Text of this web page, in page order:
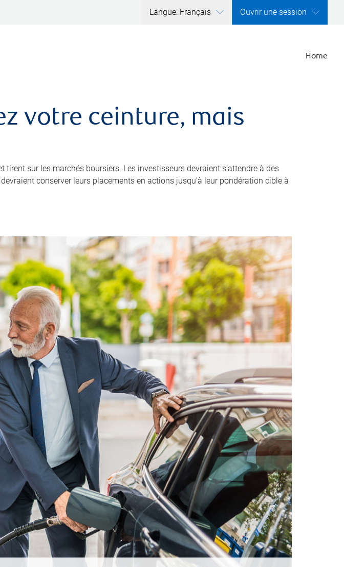
Langue: Français Ouvrir une session
Home
votre ceinture, mais
sur les marchés boursiers. Les investisseurs devraient s’attendre à des
conserver leurs placements en actions jusqu’à leur pondération cible à